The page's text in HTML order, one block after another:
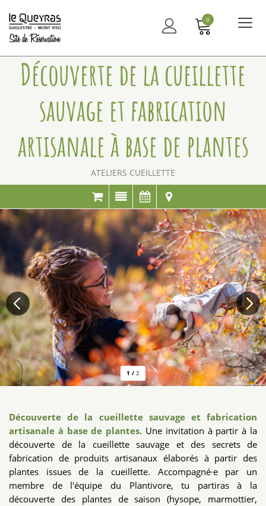
0
Découverte de la cueillette
sauvage et fabrication
artisanale à base de plantes
ATELIERS CUEILLETTE
1 / 2
Découverte de la cueillette sauvage et fabrication
artisanale à base de plantes. Une invitation à partir à la
découverte de la cueillette sauvage et des secrets de
fabrication de produits artisanaux élaborés à partir des
plantes issues de la cueillette. Accompagné·e par un
membre de l'équipe du Plantivore, tu partiras à la
découverte des plantes de saison (hysope, marmottier,